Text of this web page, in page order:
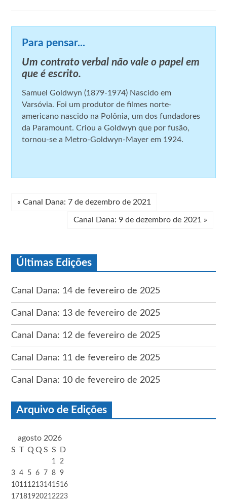
Para pensar...
Um contrato verbal não vale o papel em
que é escrito.
Samuel Goldwyn (1879-1974) Nascido em
Varsóvia. Foi um produtor de filmes norte-
americano nascido na Polônia, um dos fundadores
da Paramount. Criou a Goldwyn que por fusão,
tornou-se a Metro-Goldwyn-Mayer em 1924.
« Canal Dana: 7 de dezembro de 2021
Canal Dana: 9 de dezembro de 2021 »
Últimas Edições
Canal Dana: 14 de fevereiro de 2025
Canal Dana: 13 de fevereiro de 2025
Canal Dana: 12 de fevereiro de 2025
Canal Dana: 11 de fevereiro de 2025
Canal Dana: 10 de fevereiro de 2025
Arquivo de Edições
agosto 2026
S T Q Q S S D
1
2
3 4 5 6 7 8 9
1011 1213141516
1718192021 2223